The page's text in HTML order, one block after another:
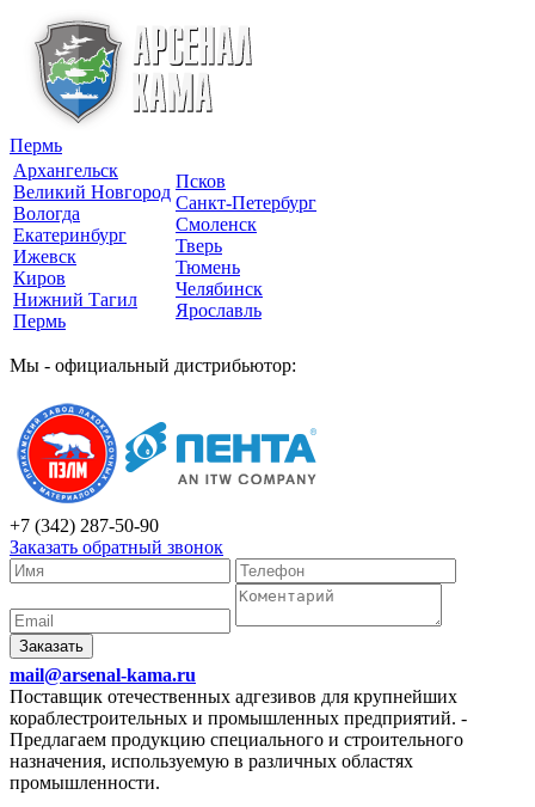
Пермь
Архангельск
Великий Новгород
Вологда
Екатеринбург
Ижевск
Киров
Нижний Тагил
Пермь
Псков
Санкт-Петербург
Смоленск
Тверь
Тюмень
Челябинск
Ярославль
Мы - официальный дистрибьютор:
+7 (342) 287-50-90
Заказать обратный звонок
Заказать
mail@arsenal-kama.ru
Поставщик отечественных адгезивов для крупнейших
кораблестроительных и промышленных предприятий. -
Предлагаем продукцию специального и строительного
назначения, используемую в различных областях
промышленности.